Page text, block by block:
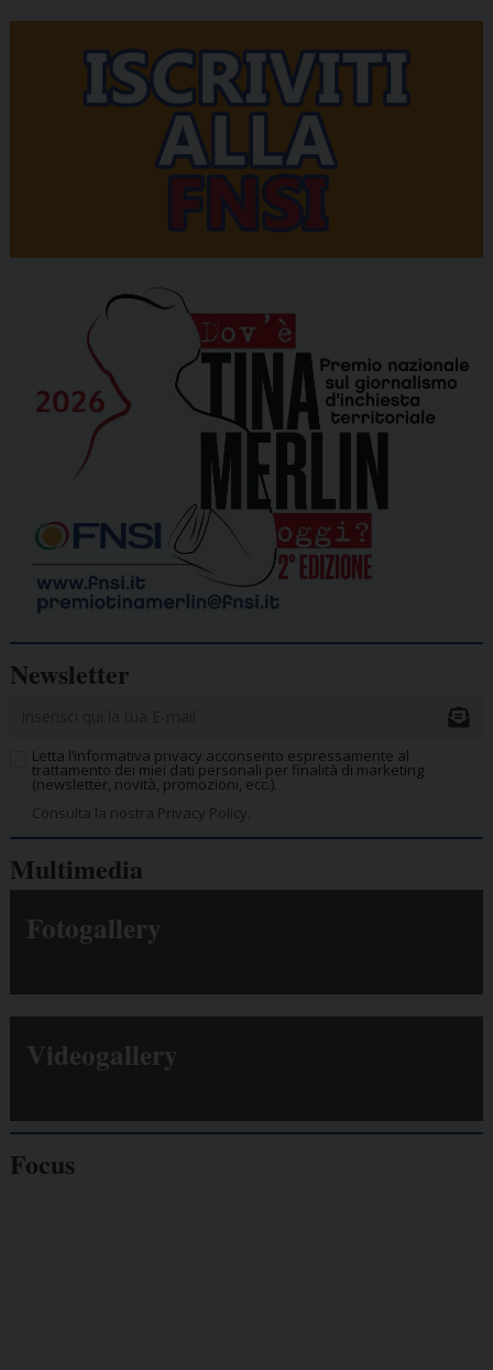
Newsletter
Letta l’informativa privacy acconsento espressamente al
trattamento dei miei dati personali per finalità di marketing
(newsletter, novità, promozioni, ecc.).
Consulta la nostra Privacy Policy.
Multimedia
Fotogallery
Videogallery
Focus